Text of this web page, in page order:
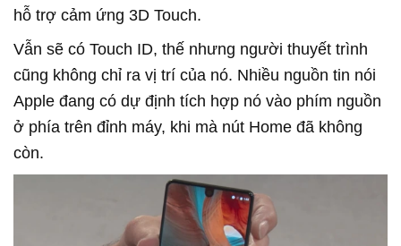
hỗ trợ cảm ứng 3D Touch.
Vẫn sẽ có Touch ID, thế nhưng người thuyết trình
cũng không chỉ ra vị trí của nó. Nhiều nguồn tin nói
Apple đang có dự định tích hợp nó vào phím nguồn
ở phía trên đỉnh máy, khi mà nút Home đã không
còn.